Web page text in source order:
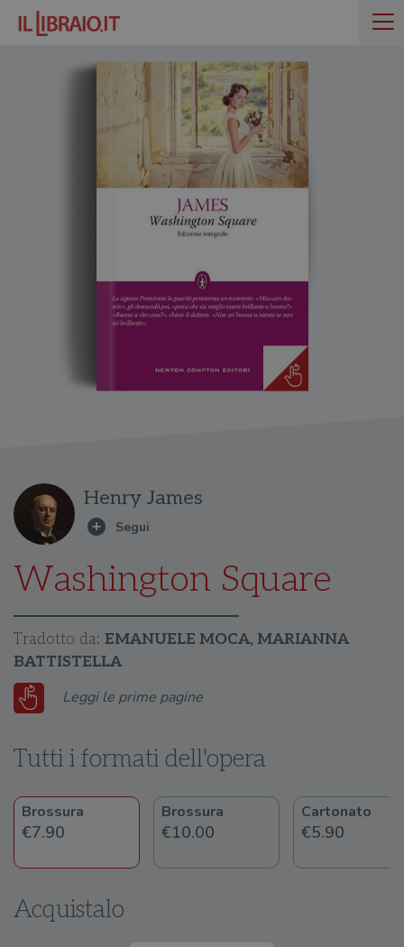
Henry James
Washington Square
Tradotto da: EMANUELE MOCA, MARIANNA
BATTISTELLA
Leggi le prime pagine
Tutti i formati dell'opera
Brossura
€7.90
Brossura
€10.00
Cartonato
€5.90
Acquistalo